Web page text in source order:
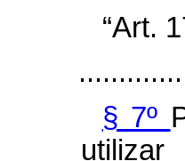
“Art.
§ 7º